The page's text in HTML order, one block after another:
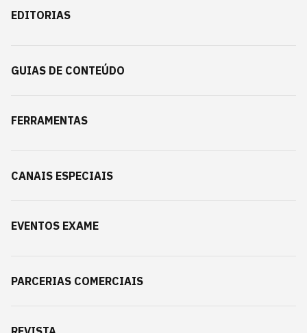
EDITORIAS
GUIAS DE CONTEÚDO
FERRAMENTAS
CANAIS ESPECIAIS
EVENTOS EXAME
PARCERIAS COMERCIAIS